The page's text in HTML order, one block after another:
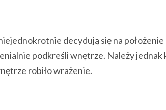
decydują się na położenie
podkreśli wnętrze. Należy
robiło wrażenie.